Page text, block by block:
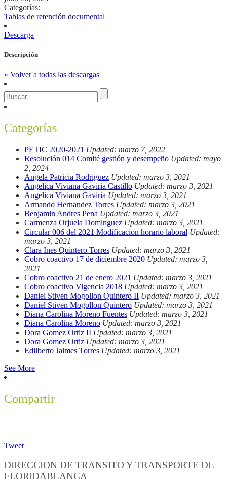
Categorías:
Tablas de retención documental
Descarga
Descripción
« Volver a todas las descargas
Categorías
PETIC 2020-2021 Updated: marzo 7, 2022
Resolución 014 Comité gestión y desempeño Updated: mayo
2, 2024
Angela Patricia Rodriguez Updated: marzo 3, 2021
Angelica Viviana Gaviria Castillo Updated: marzo 3, 2021
Angelica Viviana Gaviria Updated: marzo 3, 2021
Armando Hernandez Torres Updated: marzo 3, 2021
Benjamin Andres Pena Updated: marzo 3, 2021
Carmenza Orjuela Dominguez Updated: marzo 3, 2021
Circular 006 del 2021 Modificacion horario laboral Updated:
marzo 3, 2021
Clara Ines Quintero Torres Updated: marzo 3, 2021
Cobro coactivo 17 de diciembre 2020 Updated: marzo 3,
2021
Cobro coactivo 21 de enero 2021 Updated: marzo 3, 2021
Cobro coactivo Vigencia 2018 Updated: marzo 3, 2021
Daniel Stiven Mogollon Quintero II Updated: marzo 3, 2021
Daniel Stiven Mogollon Quintero Updated: marzo 3, 2021
Diana Carolina Moreno Fuentes Updated: marzo 3, 2021
Diana Carolina Moreno Updated: marzo 3, 2021
Dora Gomez Ortiz II Updated: marzo 3, 2021
Dora Gomez Ortiz Updated: marzo 3, 2021
Edilberto Jaimes Torres Updated: marzo 3, 2021
See More
Compartir
Tweet
DIRECCION DE TRANSITO Y TRANSPORTE DE
FLORIDABLANCA